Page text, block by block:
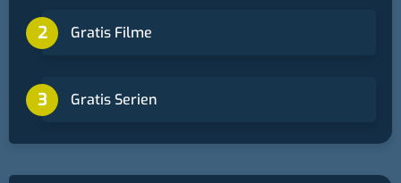
Gratis Filme
Gratis Serien